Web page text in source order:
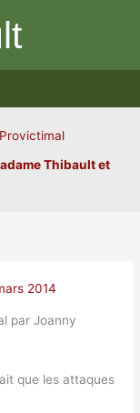
Thibault et
2014
par Joanny
que les attaques